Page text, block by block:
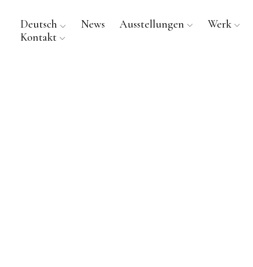
Deutsch News Ausstellungen Werk
Kontakt